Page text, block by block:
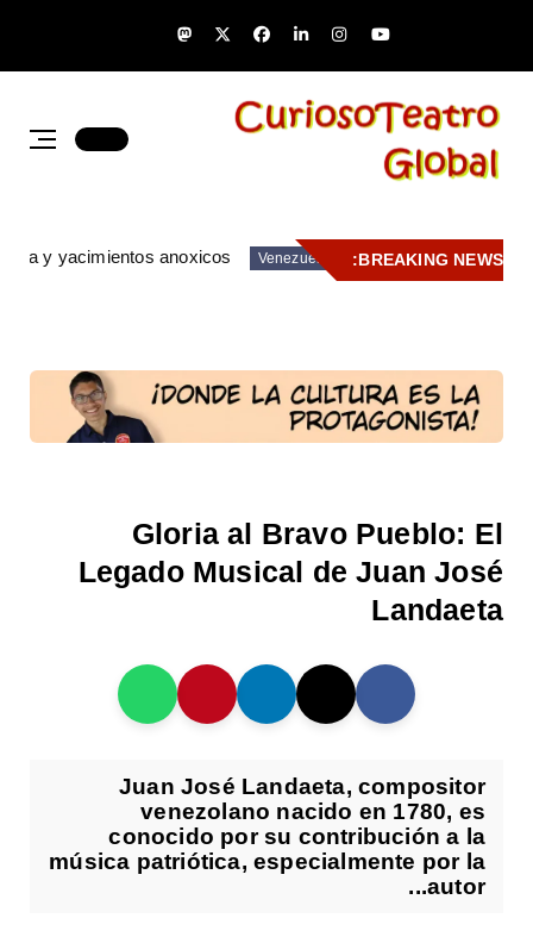
BREAKING NEWS:
Venezuela
y yacimientos anoxicos
Gloria al Bravo Pueblo: El
Legado Musical de Juan José
Landaeta
Juan José Landaeta, compositor
venezolano nacido en 1780, es
conocido por su contribución a la
música patriótica, especialmente por la
autor...